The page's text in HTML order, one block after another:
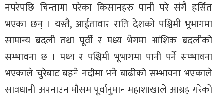
नपरेपछि चिन्तामा परेका किसानहरु पानी परे संगै हर्सित
भएका छन् । यस्तै, आईतावार राति देशको पश्चिमी भूभागमा
सामान्य बदली तथा पूर्वी र मध्य भेगमा आंशिक बदलीको
सम्भावना छ । मध्य र पश्चिमी भूभागमा पानी पर्ने सम्भावना
भएकाले चुरेबाट बहने नदीमा भने बाढीको सम्भावना भएकाले
सावधानी अपनाउन मौसम पूर्वानुमान महाशाखाले आग्रह गरेको